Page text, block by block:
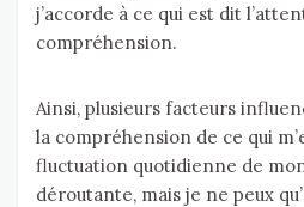
j’accorde à ce qui est dit
compréhension.
Ainsi, plusieurs facteurs
la compréhension de ce qui
fluctuation quotidienne de
déroutante, mais je ne peux